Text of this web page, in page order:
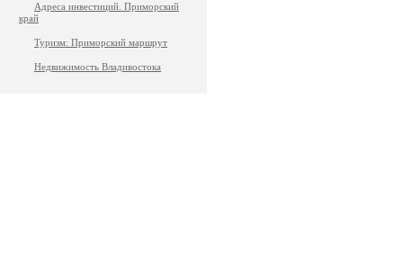
Адреса инвестиций. Приморский
край
Туризм: Приморский маршрут
Недвижимость Владивостока